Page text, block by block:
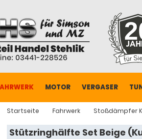
MOTOR VERGASER
Startseite Fahrwerk Stoßdämpfer
Stützringhälfte Set Beige